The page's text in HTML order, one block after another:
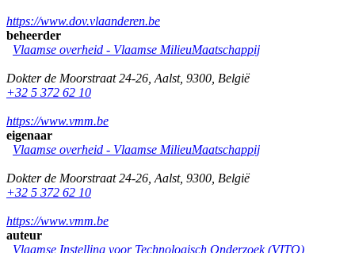
https://www.dov.vlaanderen.be
beheerder
Vlaamse overheid - Vlaamse MilieuMaatschappij
Dokter de Moorstraat 24-26 Aalst, 9300 België
+32 5 372 62 10
https://www.vmm.be
eigenaar
Vlaamse overheid - Vlaamse MilieuMaatschappij
Dokter de Moorstraat 24-26 Aalst, 9300 België
+32 5 372 62 10
https://www.vmm.be
auteur
Vlaamse Instelling voor Technologisch Onderzoek (VITO)